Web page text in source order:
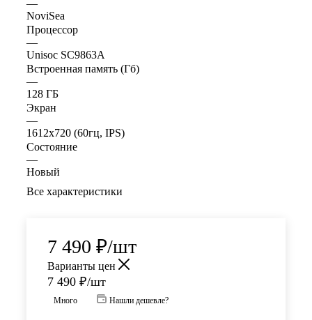
—
NoviSea
Процессор
—
Unisoc SC9863A
Встроенная память (Гб)
—
128 ГБ
Экран
—
1612x720 (60гц, IPS)
Состояние
—
Новый
Все характеристики
7 490 ₽/шт
Варианты цен
7 490 ₽/шт
Много Нашли дешевле?